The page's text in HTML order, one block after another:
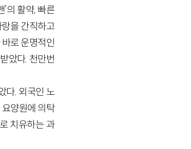
의 활약, 빠른
을 간직하고
로 운명적인
았다. 천만번
다. 외국인 노
요양원에 의탁
치유하는 과